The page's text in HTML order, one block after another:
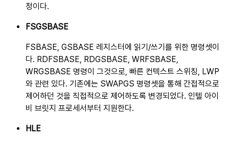
정이다.
FSGSBASE
FSBASE, GSBASE 레지스터에 읽기/쓰기를 위한 명령셋이
다. RDFSBASE, RDGSBASE, WRFSBASE,
WRGSBASE 명령이 그것으로, 빠른 컨텍스트 스위칭, LWP
와 관련 있다. 기존에는 SWAPGS 명령셋을 통해 간접적으로
제어하던 것을 직접적으로 제어하도록 변경되었다. 인텔 아이
비 브릿지 프로세서부터 지원한다.
HLE